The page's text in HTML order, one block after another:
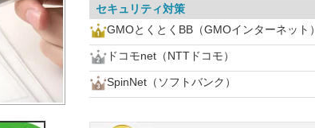
セキュリティ対策
GMOとくとくBB（GMOインターネット）
ドコモnet（NTTドコモ）
SpinNet（ソフトバンク）